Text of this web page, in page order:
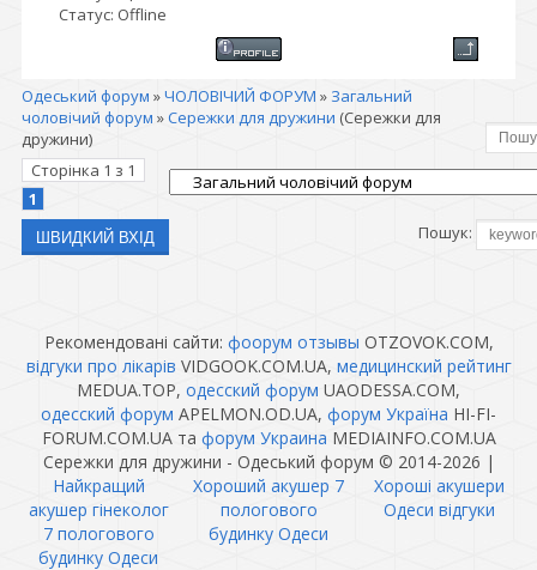
Статус: Offline
Одеський форум »ЧОЛОВІЧИЙ ФОРУМ » Загальний
чоловічий форум »Сережки для дружини (Сережки для
дружини)
Сторінка 1 з 1
1
Пошук:
Рекомендовані сайти: фоорум отзывы OTZOVOK.COM,
відгуки про лікарів VIDGOOK.COM.UA, медицинский рейтинг
MEDUA.TOP, одесский форум UAODESSA.COM,
одесский форум APELMON.OD.UA, форум Україна HI-FI-
FORUM.COM.UA та форум Украина MEDIAINFO.COM.UA
Сережки для дружини - Одеський форум © 2014-2026 |
Найкращий
акушер гінеколог
7 пологового
будинку Одеси
Хороший акушер 7
пологового
будинку Одеси
Хороші акушери
Одеси відгуки